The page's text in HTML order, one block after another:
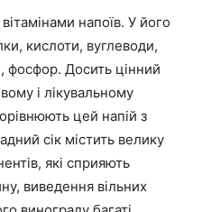
напоїв. У його
кислоти, вуглеводи,
фосфор. Досить цінний
і лікувальному
цей напій з
сік містить велику
які сприяють
виведення вільних